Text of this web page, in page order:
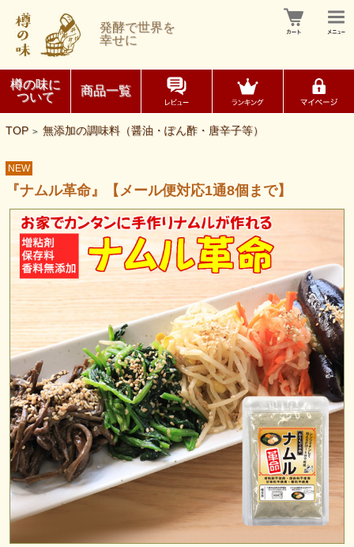
発酵で世界を
幸せに
樽の味に
ついて
商品一覧
TOP > 無添加の調味料（醤油・ぽん酢・唐辛子等）
NEW
『ナムル革命』【メール便対応1通8個まで】